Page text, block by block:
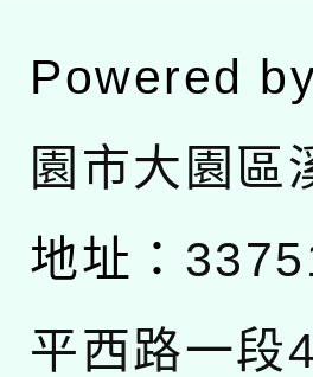
Powered
園市大園區
地址：
平西路一段